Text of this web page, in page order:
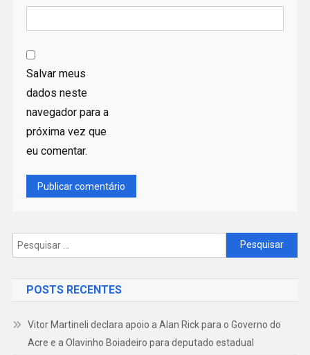
Salvar meus
dados neste
navegador para a
próxima vez que
eu comentar.
Pesquisar
por:
POSTS RECENTES
Vitor Martineli declara apoio a Alan Rick para o Governo do
Acre e a Olavinho Boiadeiro para deputado estadual